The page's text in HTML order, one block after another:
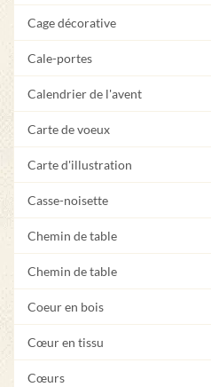
Cage décorative
Cale-portes
Calendrier de l'avent
Carte de voeux
Carte d'illustration
Casse-noisette
Chemin de table
Chemin de table
Coeur en bois
Cœur en tissu
Cœurs